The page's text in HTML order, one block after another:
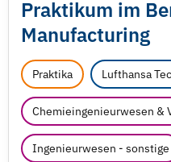
Praktikum im
Manufacturing
Praktika Lufthansa
Chemieingenieurwesen &
Ingenieurwesen - sonstige